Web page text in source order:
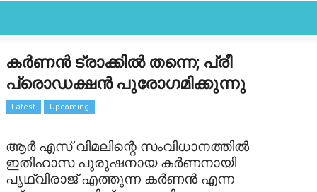
FEATURED
FILM SCAN
REVIEW
GALLERY
കര്‍ണന്‍ ട്രാക്കില്‍ തന്നെ; പ്രീ
പ്രൊഡക്ഷന്‍ പുരോഗമിക്കുന്നു
Latest Upcoming
ആര്‍ എസ് വിമലിന്റെ സംവിധാനത്തില്‍
ഇതിഹാസ പുരുഷനായ കര്‍ണനായി
പൃഥ്വിരാജ് എത്തുന്ന കര്‍ണന്‍ എന്ന